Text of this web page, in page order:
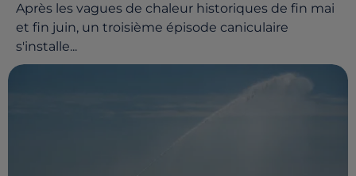
Après les vagues de chaleur historiques de fin mai
et fin juin, un troisième épisode caniculaire
s'installe...